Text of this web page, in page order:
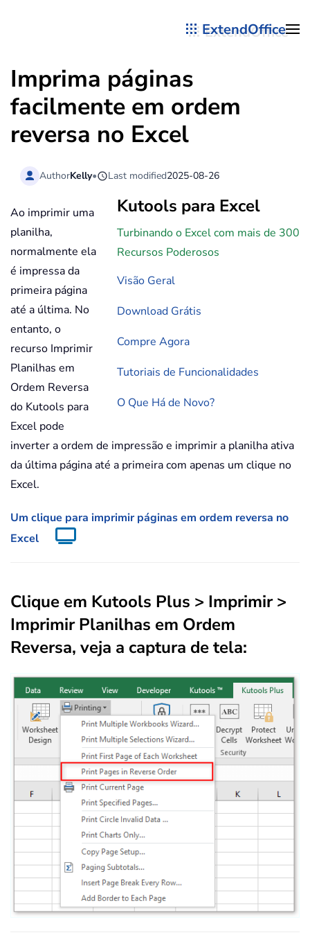
ExtendOffice
Imprima páginas
facilmente em ordem
reversa no Excel
AuthorKelly• Last modified2025-08-26
Kutools para Excel
Turbinando o Excel com mais de 300
Recursos Poderosos
Visão Geral
Download Grátis
Compre Agora
Tutoriais de Funcionalidades
O Que Há de Novo?
Ao imprimir uma
planilha,
normalmente ela
é impressa da
primeira página
até a última. No
entanto, o
recurso Imprimir
Planilhas em
Ordem Reversa
do Kutools para
Excel pode
inverter a ordem de impressão e imprimir a planilha ativa
da última página até a primeira com apenas um clique no
Excel.
Um clique para imprimir páginas em ordem reversa no
Excel
Clique em Kutools Plus > Imprimir >
Imprimir Planilhas em Ordem
Reversa, veja a captura de tela: